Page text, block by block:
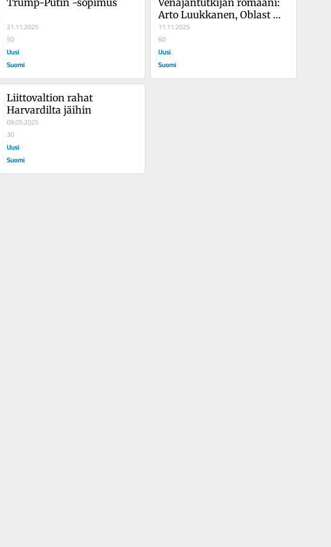
21.11.2025
50
Uusi
Suomi
Arto Luukkanen, Oblast
Finljandia
11.11.2025
60
Uusi
Suomi
Liittovaltion rahat
Harvardilta jäihin
09.05.2025
30
Uusi
Suomi